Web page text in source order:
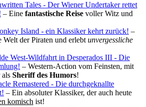
Tales - Der Wiener Undertaker rettet
– Eine fantastische Reise voller Witz und
Island - ein Klassiker kehrt zurück! –
Welt der Piraten und erlebt unvergessliche
West-Wildfahrt in Desperados III - Die
– Western-Action vom Feinsten, mit
als Sheriff des Humors!
Remastered - Die durchgeknallte
– Ein absoluter Klassiker, der auch heute
komisch ist!